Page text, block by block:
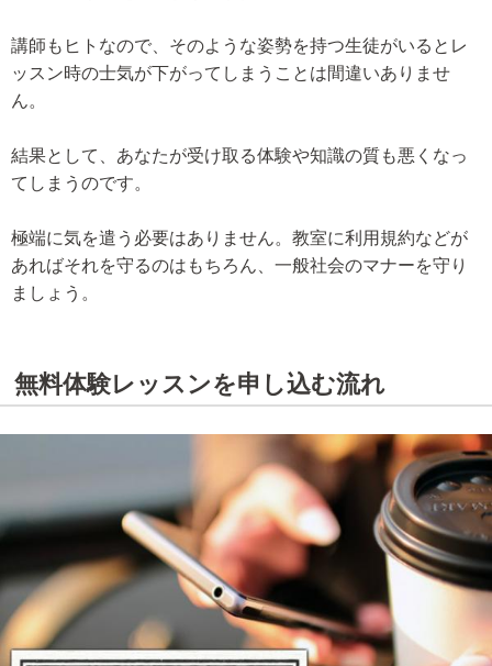
講師もヒトなので、そのような姿勢を持つ生徒がいるとレ
ッスン時の士気が下がってしまうことは間違いありませ
ん。
結果として、あなたが受け取る体験や知識の質も悪くなっ
てしまうのです。
極端に気を遣う必要はありません。教室に利用規約などが
あればそれを守るのはもちろん、一般社会のマナーを守り
ましょう。
無料体験レッスンを申し込む流れ